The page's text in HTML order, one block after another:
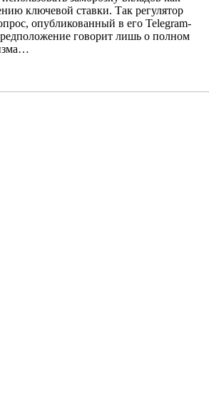
ключевой ставки. Так регулятор
опубликованный в его Telegram-
говорит лишь о полном